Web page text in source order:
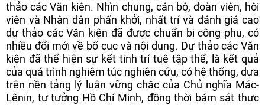
thảo các Văn kiện. Nhìn chung, cán bộ, đoàn viên, hội
viên và Nhân dân phấn khởi, nhất trí và đánh giá cao
dự thảo các Văn kiện đã được chuẩn bị công phu, có
nhiều đổi mới về bố cục và nội dung. Dự thảo các Văn
kiện đã thể hiện sự kết tinh trí tuệ tập thể, là kết quả
của quá trình nghiêm túc nghiên cứu, có hệ thống, dựa
trên nền tảng lý luận vững chắc của Chủ nghĩa Mác-
Lênin, tư tưởng Hồ Chí Minh, đồng thời bám sát thực